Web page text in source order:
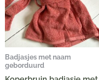
Badjasjes met naam
geborduurd